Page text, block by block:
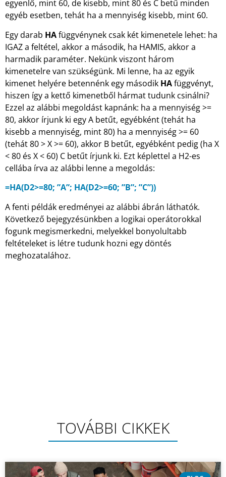
egyenlő, mint 60, de kisebb, mint 80 és C betű minden
egyéb esetben, tehát ha a mennyiség kisebb, mint 60.
Egy darab HAfüggvénynek csak két kimenetele lehet: ha
IGAZ a feltétel, akkor a második, ha HAMIS, akkor a
harmadik paraméter. Nekünk viszont három
kimenetelre van szükségünk. Mi lenne, ha az egyik
kimenet helyére betennénk egy második HAfüggvényt,
hiszen így a kettő kimenetből hármat tudunk csinálni?
Ezzel az alábbi megoldást kapnánk: ha a mennyiség >=
80, akkor írjunk ki egy A betűt, egyébként (tehát ha
kisebb a mennyiség, mint 80) ha a mennyiség >= 60
(tehát 80 > X >= 60), akkor B betűt, egyébként pedig (ha X
< 80 és X < 60) C betűt írjunk ki. Ezt képlettel a H2-es
cellába írva az alábbi lenne a megoldás:
=HA(D2>=80; ”A”; HA(D2>=60; ”B”; ”C”))
A fenti példák eredményei az alábbi ábrán láthatók.
Következő bejegyzésünkben a logikai operátorokkal
fogunk megismerkedni, melyekkel bonyolultabb
feltételeket is létre tudunk hozni egy döntés
meghozatalához.